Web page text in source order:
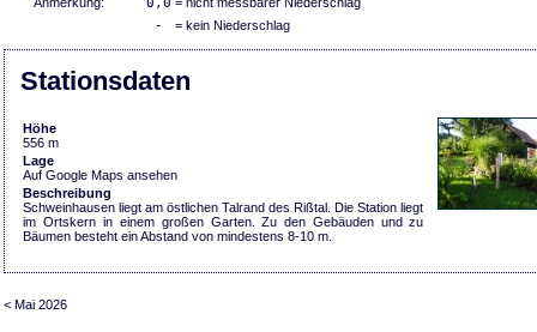
- = kein Niederschlag
Stationsdaten
Höhe
556 m
Lage
Auf Google Maps ansehen
Beschreibung
Schweinhausen liegt am östlichen Talrand des Rißtal. Die Station liegt
im Ortskern in einem großen Garten. Zu den Gebäuden und zu
Bäumen besteht ein Abstand von mindestens 8-10 m.
< Mai 2026